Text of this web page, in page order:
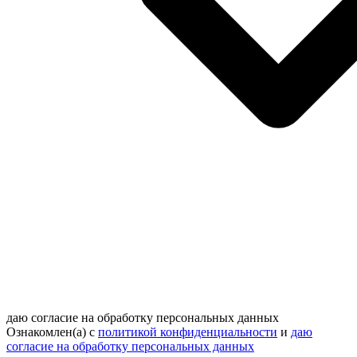
даю согласие на обработку персональных данных
Ознакомлен(а) с политикой конфиденциальности и даю
согласие на обработку персональных данных